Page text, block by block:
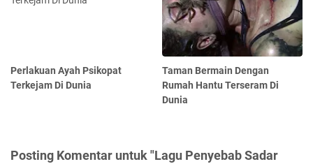
Perlakuan Ayah Psikopat
Terkejam Di Dunia
Taman Bermain Dengan
Rumah Hantu Terseram Di
Dunia
Posting Komentar untuk "Lagu Penyebab Sadar